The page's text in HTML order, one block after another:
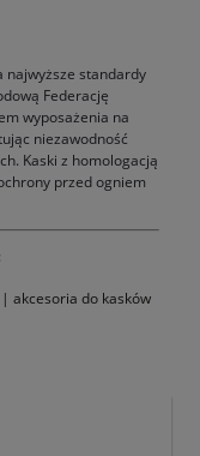
najwyższe standardy
Federację
wyposażenia na
niezawodność
Kaski z homologacją
przed ogniem
| akcesoria do kasków